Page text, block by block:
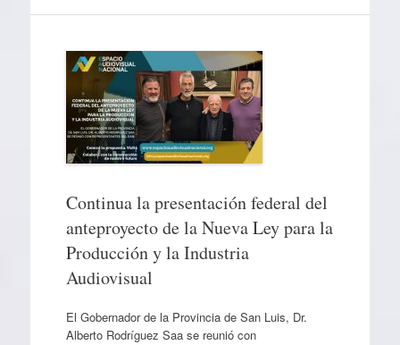
Continua la presentación federal del
anteproyecto de la Nueva Ley para la
Producción y la Industria
Audiovisual
El Gobernador de la Provincia de San Luis, Dr.
Alberto Rodríguez Saa se reunió con